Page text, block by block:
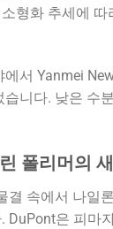
형화 추세에
서 Yanmei
니다. 낮은 수
폴리머의
결 속에서 나일
DuPont은 피마